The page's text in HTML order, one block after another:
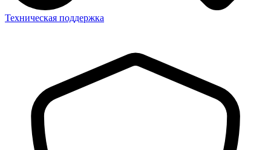
Техническая поддержка